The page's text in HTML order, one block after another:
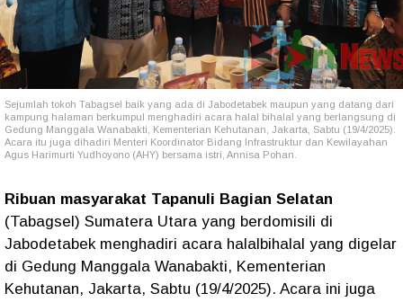
Sejumlah tokoh Tabagsel baik yang ada di Jabodetabek maupun yang datang dari
kampung halaman berkumpul menghadiri acara halal bihalal yang berlangsung di
Gedung Manggala Wanabakti, Kementerian Kehutanan, Jakarta, Sabtu (19/4/2025).
Acara itu juga dihadiri Menteri Koordinator Bidang Infrastruktur dan Kewilayahan
Agus Harimurti Yudhoyono (AHY) bersama istri, Annisa Pohan.
Ribuan masyarakat Tapanuli Bagian Selatan
(Tabagsel) Sumatera Utara yang berdomisili di
Jabodetabek menghadiri acara halalbihalal yang digelar
di Gedung Manggala Wanabakti, Kementerian
Kehutanan, Jakarta, Sabtu (19/4/2025). Acara ini juga